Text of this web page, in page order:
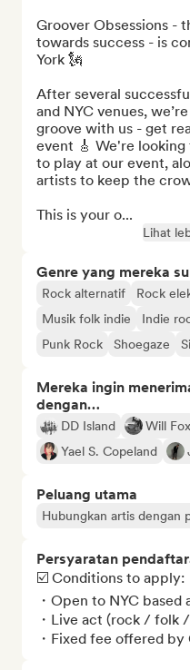
Groover Obsessions -
towards success - is
York 🗽
After several
and NYC venues,
groove with us - get
event 🎸 We're
to play at our event,
artists to keep the
This is your o...
Lihat
Genre yang mereka
Rock alternatif Rock
Musik folk indie
Indie
Punk Rock
Shoegaze
Mereka ingin
dengan…
DD Island Will Fox
Yael S. Copeland
Peluang utama
Hubungkan artis dengan
Persyaratan
☑️ Conditions to apply:
・Open to NYC based
・Live act (rock / folk
・Fixed fee offered